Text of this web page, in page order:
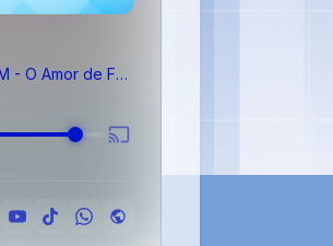
Rádio Nova FM - O Amor de Fazenda Nova